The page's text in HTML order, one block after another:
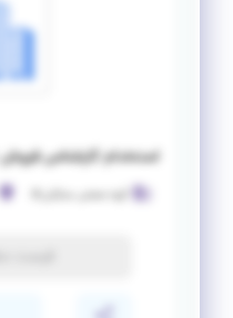
استخدام کارشناس فروش